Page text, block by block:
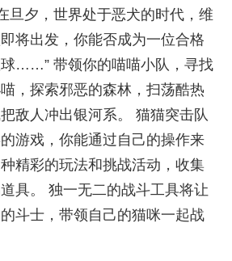
旦夕，世界处于恶犬的时代，维
将出发，你能否成为一位合格
……” 带领你的喵喵小队，寻找
，探索邪恶的森林，扫荡酷热
敌人冲出银河系。 猫猫突击队
游戏，你能通过自己的操作来
精彩的玩法和挑战活动，收集
具。 独一无二的战斗工具将让
斗士，带领自己的猫咪一起战